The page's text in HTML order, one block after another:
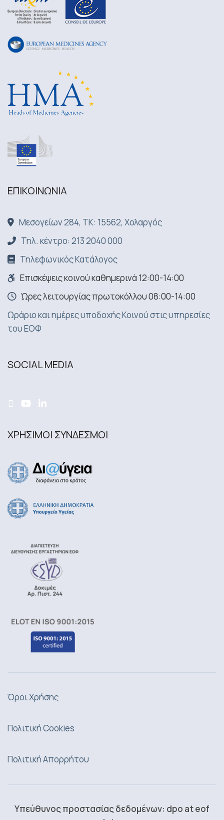
ΕΠΙΚΟΙΝΩΝΙA
Μεσογείων 284, ΤΚ: 15562, Χολαργός
Τηλ. κέντρο: 213 2040 000
Τηλεφωνικός Κατάλογος
Επισκέψεις κοινού καθημερινά 12:00-14:00
Ώρες λειτουργίας πρωτοκόλλου 08:00-14:00
Ωράριο και ημέρες υποδοχής Κοινού στις υπηρεσίες
του ΕΟΦ
SOCIAL MEDIA
ΧΡΗΣΙΜΟΙ ΣΥΝΔΕΣΜΟΙ
Όροι Χρήσης
Πολιτική Cookies
Πολιτική Απορρήτου
Υπεύθυνος προστασίας δεδομένων: dpo at eof